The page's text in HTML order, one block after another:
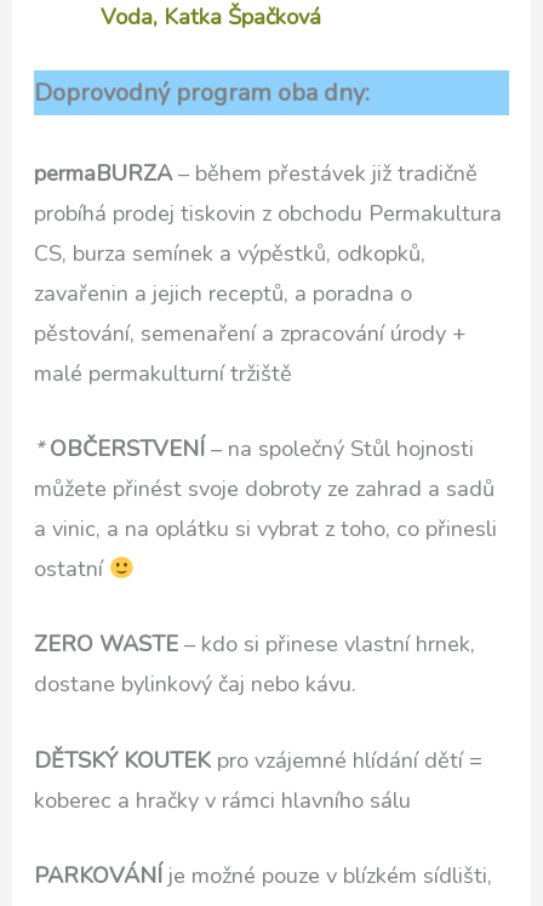
Voda, Katka Špačková
Doprovodný program oba dny:
permaBURZA– během přestávek již tradičně
probíhá prodej tiskovin z obchodu Permakultura
CS, burza semínek a výpěstků, odkopků,
zavařenin a jejich receptů, a poradna o
pěstování, semenaření a zpracování úrody +
malé permakulturní tržiště
*OBČERSTVENÍ – na společný Stůl hojnosti
můžete přinést svoje dobroty ze zahrad a sadů
a vinic, a na oplátku si vybrat z toho, co přinesli
ostatní
ZERO WASTE– kdo si přinese vlastní hrnek,
dostane bylinkový čaj nebo kávu.
DĚTSKÝ KOUTEK pro vzájemné hlídání dětí =
koberec a hračky v rámci hlavního sálu
PARKOVÁNÍ je možné pouze v blízkém sídlišti,